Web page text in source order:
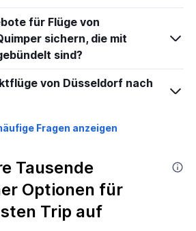
für Flüge von
sichern, die mit
sind?
von Düsseldorf nach
Fragen anzeigen
Tausende
Optionen für
Trip auf